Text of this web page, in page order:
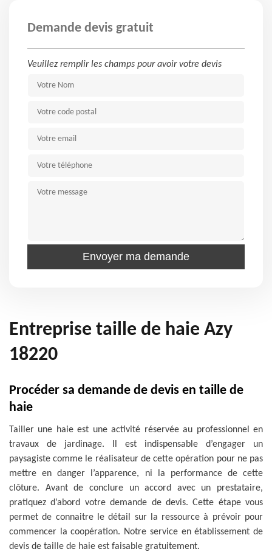
Demande devis gratuit
Veuillez remplir les champs pour avoir votre devis
Entreprise taille de haie Azy
18220
Procéder sa demande de devis en taille de
haie
Tailler une haie est une activité réservée au professionnel en
travaux de jardinage. Il est indispensable d’engager un
paysagiste comme le réalisateur de cette opération pour ne pas
mettre en danger l’apparence, ni la performance de cette
clôture. Avant de conclure un accord avec un prestataire,
pratiquez d’abord votre demande de devis. Cette étape vous
permet de connaitre le détail sur la ressource à prévoir pour
commencer la coopération. Notre service en établissement de
devis de taille de haie est faisable gratuitement.